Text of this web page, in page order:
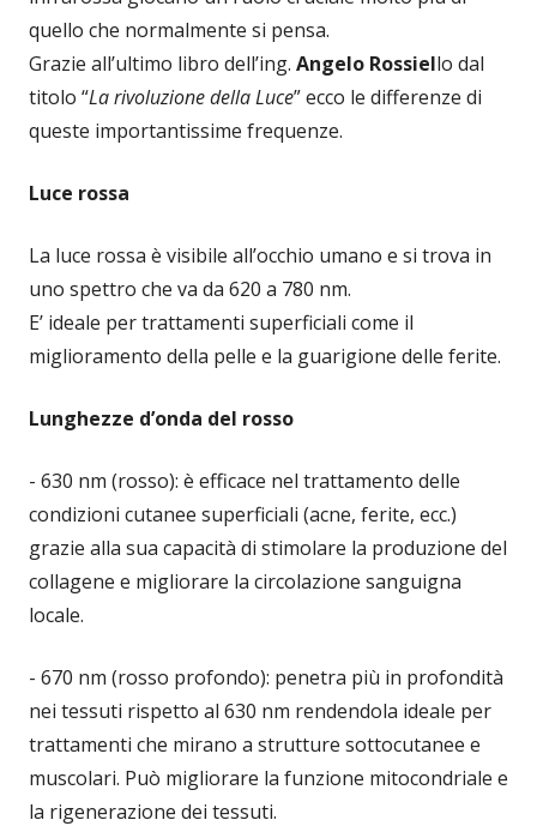
quello che normalmente si pensa.
Grazie all’ultimo libro dell’ing. Angelo Rossiello dal
titolo “La rivoluzione della Luce” ecco le differenze di
queste importantissime frequenze.
Luce rossa
La luce rossa è visibile all’occhio umano e si trova in
uno spettro che va da 620 a 780 nm.
E’ ideale per trattamenti superficiali come il
miglioramento della pelle e la guarigione delle ferite.
Lunghezze d’onda del rosso
- 630 nm (rosso): è efficace nel trattamento delle
condizioni cutanee superficiali (acne, ferite, ecc.)
grazie alla sua capacità di stimolare la produzione del
collagene e migliorare la circolazione sanguigna
locale.
- 670 nm (rosso profondo): penetra più in profondità
nei tessuti rispetto al 630 nm rendendola ideale per
trattamenti che mirano a strutture sottocutanee e
muscolari. Può migliorare la funzione mitocondriale e
la rigenerazione dei tessuti.